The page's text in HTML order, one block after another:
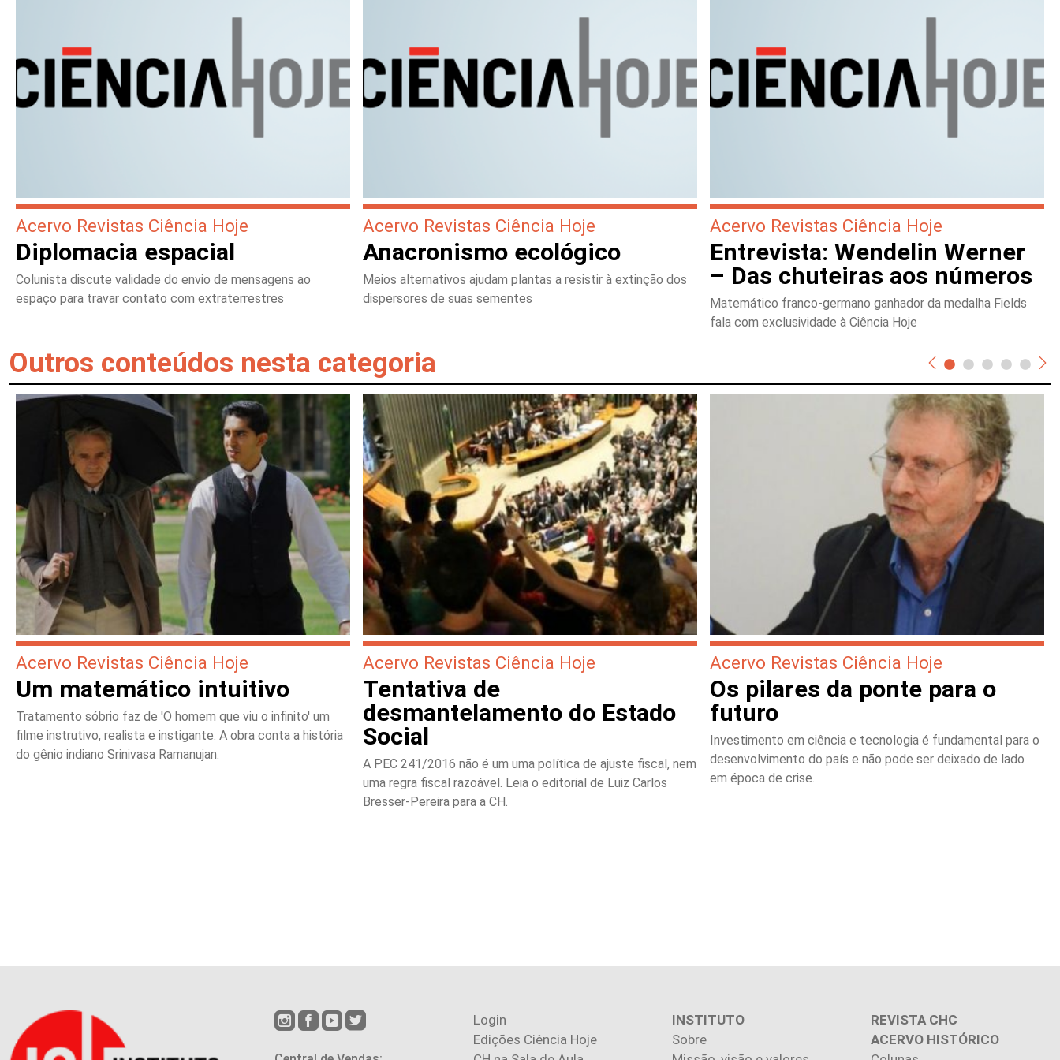
Acervo Revistas Ciência Hoje
Diplomacia espacial
Colunista discute validade do envio de mensagens ao
espaço para travar contato com extraterrestres
Acervo Revistas Ciência Hoje
Anacronismo ecológico
Meios alternativos ajudam plantas a resistir à extinção dos
dispersores de suas sementes
Acervo Revistas Ciência Hoje
Entrevista: Wendelin Werner
– Das chuteiras aos números
Matemático franco-germano ganhador da medalha Fields
fala com exclusividade à Ciência Hoje
Outros conteúdos nesta categoria
Acervo Revistas Ciência Hoje
Um matemático intuitivo
Tratamento sóbrio faz de 'O homem que viu o infinito' um
filme instrutivo, realista e instigante. A obra conta a história
do gênio indiano Srinivasa Ramanujan.
Acervo Revistas Ciência Hoje
Tentativa de
desmantelamento do Estado
Social
A PEC 241/2016 não é um uma política de ajuste fiscal, nem
uma regra fiscal razoável. Leia o editorial de Luiz Carlos
Bresser-Pereira para a CH.
Acervo Revistas Ciência Hoje
Os pilares da ponte para o
futuro
Investimento em ciência e tecnologia é fundamental para o
desenvolvimento do país e não pode ser deixado de lado
em época de crise.
Login
Edições Ciência Hoje
INSTITUTO
Sobre
REVISTA CHC
ACERVO HISTÓRICO